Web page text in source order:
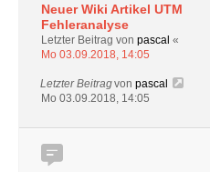
Neuer Wiki Artikel UTM
Fehleranalyse
Letzter Beitrag von pascal «
Mo 03.09.2018, 14:05
Letzter Beitragvon pascal
Mo 03.09.2018, 14:05